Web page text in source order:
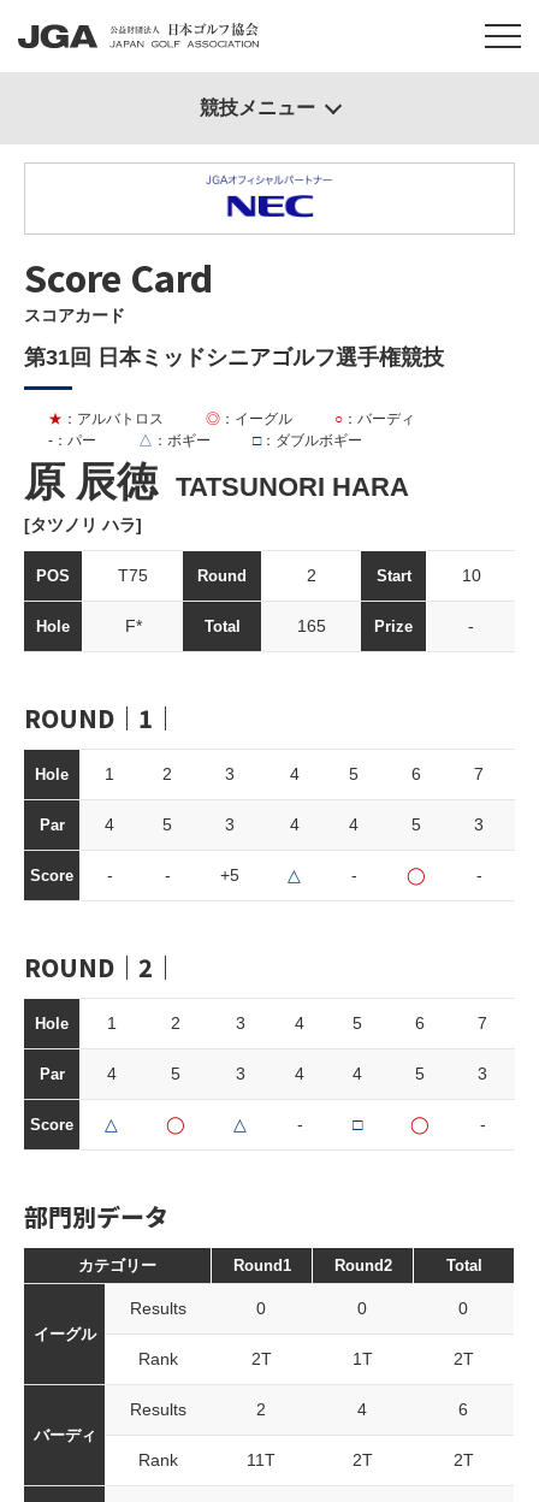
Score Card
スコアカード
第31回 日本ミッドシニアゴルフ選手権競技
原 辰徳 TATSUNORI HARA
[タツノリ ハラ]
★ ：アルバトロス ◎ ：イーグル ○ ：バーディ
- ：パー △ ：ボギー □：ダブルボギー
POS T75 Round 2 Start 10
Hole F* Total 165 Prize -
ROUND｜1｜
Hole 1 2 3 4 5 6 7
Par 4 5 3 4 4 5 3
Score - - +5 △ - ◯ -
ROUND｜2｜
Hole 1 2 3 4 5 6 7
Par 4 5 3 4 4 5 3
Score △ ◯ △ - □ ◯ -
部門別データ
カテゴリー Round1 Round2 Total
イーグル
Results 0 0 0
Rank 2T 1T 2T
バーディ
Results 2 4 6
Rank 11T 2T 2T
競技メニュー